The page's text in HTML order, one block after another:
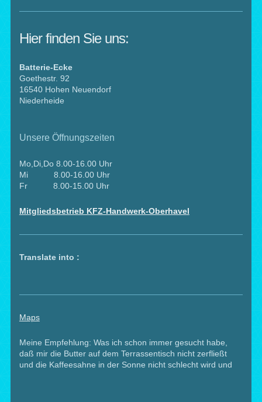
Hier finden Sie uns:
Batterie-Ecke
Goethestr. 92
16540 Hohen Neuendorf
Niederheide
Unsere Öffnungszeiten
Mo,Di,Do 8.00-16.00 Uhr
Mi 8.00-16.00 Uhr
Fr 8.00-15.00 Uhr
Mitgliedsbetrieb KFZ-Handwerk-Oberhavel
Translate into :
Maps
Meine Empfehlung: Was ich schon immer gesucht habe,
daß mir die Butter auf dem Terrassentisch nicht zerfließt
und die Kaffeesahne in der Sonne nicht schlecht wird und